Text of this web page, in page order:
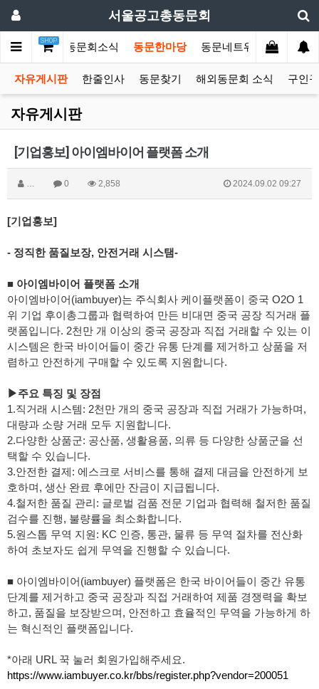
서울공고총동문회
SHOP
회소개 총동문회소식 동문한마당 동문네트워크 커뮤니
자유게시판 한줄인사 동문찾기 해외동문회 소식 구인
자유게시판
[기업홍보] 아이엠바이어 플랫폼 소개
… 0 2,858 2024.09.02 09:27
[기업홍보]
- 정직한 품질보장, 안전거래 시스탬-
■ 아이엠바이어 플랫폼 소개
아이엠바이어(iambuyer)는 주식회사 케이플랫폼이 중국 O2O 1
위 기업 후이총그룹과 협력하여 만든 비대면 중국 공장 직거래 플
랫폼입니다. 2천만 개 이상의 중국 공장과 직접 거래할 수 있는 이
시스템은 한국 바이어들이 중간 유통 단계를 제거하고 상품을 저
렴하고 안전하게 구매할 수 있도록 지원합니다.
▶주요 특징 및 장점
1.직거래 시스템: 2천만 개의 중국 공장과 직접 거래가 가능하며,
대량과 소량 거래 모두 지원합니다.
2.다양한 상품군: 공산품, 생활용품, 의류 등 다양한 상품군을 선
택할 수 있습니다.
3.안전한 결제: 에스크로 서비스를 통해 결제 대금을 안전하게 보
호하며, 생산 완료 후에만 잔금이 지급됩니다.
4.철저한 품질 관리: 글로벌 검품 전문 기업과 협력해 철저한 품질
검수를 진행, 불량률을 최소화합니다.
5.원스톱 무역 지원: KC 인증, 통관, 물류 등 무역 절차를 전산화
하여 초보자도 쉽게 무역을 진행할 수 있습니다.
■ 아이엠바이어(iambuyer) 플랫폼은 한국 바이어들이 중간 유통
단계를 제거하고 중국 공장과 직접 거래하여 제품 경쟁력을 확보
하고, 품질을 보장받으며, 안전하고 효율적인 무역을 가능하게 하
는 혁신적인 플랫폼입니다.
*아래 URL 꾹 눌러 회원가입해주세요.
https://www.iambuyer.co.kr/bbs/register.php?vendor=200051